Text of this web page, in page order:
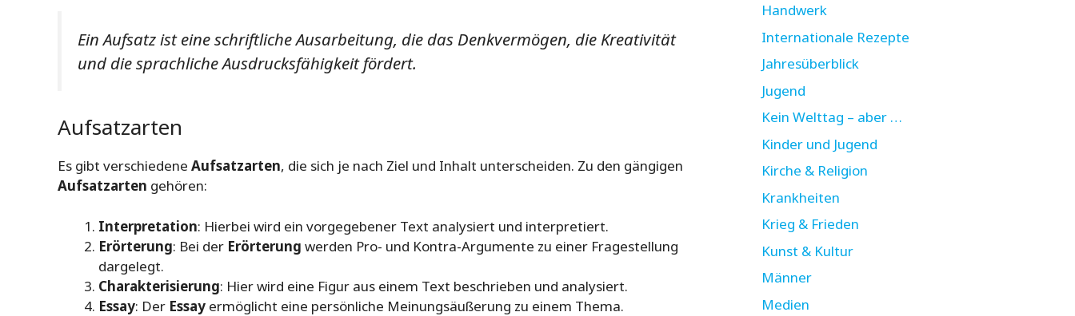
Ein Aufsatz ist eine schriftliche Ausarbeitung, die das Denkvermögen, die Kreativität
und die sprachliche Ausdrucksfähigkeit fördert.
Aufsatzarten
Es gibt verschiedene Aufsatzarten, die sich je nach Ziel und Inhalt unterscheiden. Zu den gängigen
Aufsatzarten gehören:
Interpretation: Hierbei wird ein vorgegebener Text analysiert und interpretiert.
Erörterung: Bei der Erörterung werden Pro- und Kontra-Argumente zu einer Fragestellung
dargelegt.
Charakterisierung: Hier wird eine Figur aus einem Text beschrieben und analysiert.
Essay: Der Essay ermöglicht eine persönliche Meinungsäußerung zu einem Thema.
Handwerk
Internationale Rezepte
Jahresüberblick
Jugend
Kein Welttag – aber …
Kinder und Jugend
Kirche & Religion
Krankheiten
Krieg & Frieden
Kunst & Kultur
Männer
Medien